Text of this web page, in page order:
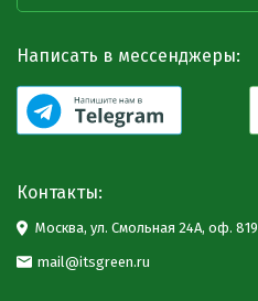
Написать в мессенджеры:
Контакты:
Москва, ул. Смольная 24А, оф. 819
mail@itsgreen.ru